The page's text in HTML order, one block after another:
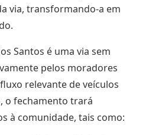
via, transformando-a em
Santos é uma via sem
pelos moradores
relevante de veículos
o fechamento trará
à comunidade, tais como: